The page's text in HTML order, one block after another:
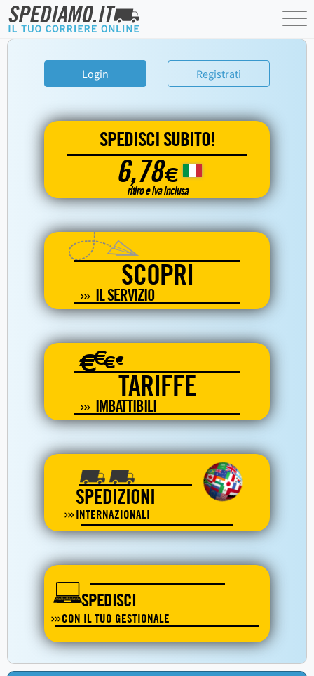
Login Registrati
SPEDISCI SUBITO!
6,78€
ritiro e iva inclusa
SCOPRI
IL SERVIZIO
€€€€
TARIFFE
IMBATTIBILI
SPEDIZIONI
INTERNAZIONALI
SPEDISCI
CON IL TUO GESTIONALE